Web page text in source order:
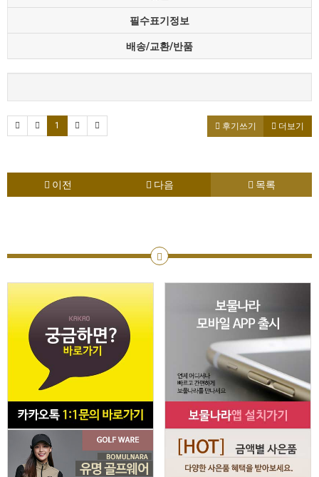
필수표기정보
배송/교환/반품
1 후기쓰기 더보기
이전 다음 목록